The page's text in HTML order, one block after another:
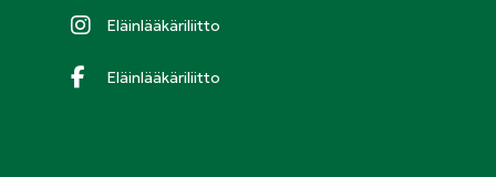
Eläinlääkäriliitto
Eläinlääkäriliitto